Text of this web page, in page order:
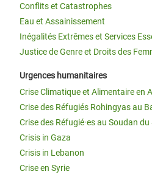
Conflits et Catastrophes
Eau et Assainissement
Inégalités Extrêmes et Services
Justice de Genre et Droits des
Urgences humanitaires
Crise Climatique et Alimentaire en
Crise des Réfugiés Rohingyas au
Crise des Réfugié·es au Soudan du
Crisis in Gaza
Crisis in Lebanon
Crise en Syrie